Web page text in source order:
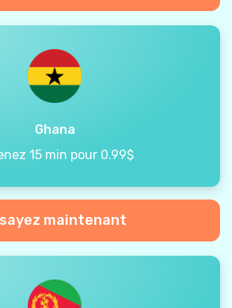
Ghana
15 min pour 0.99$
maintenant